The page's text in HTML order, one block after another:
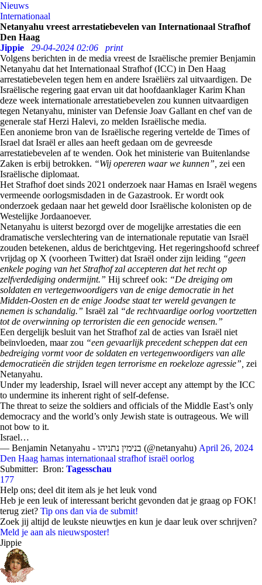
Nieuws
Internationaal
Netanyahu vreest arrestatiebevelen van Internationaal Strafhof
Den Haag
Jippie
29-04-2024 02:06
print
Volgens berichten in de media vreest de Israëlische premier Benjamin
Netanyahu dat het Internationaal Strafhof (ICC) in Den Haag
arrestatiebevelen tegen hem en andere Israëliërs zal uitvaardigen. De
Israëlische regering gaat ervan uit dat hoofdaanklager Karim Khan
deze week internationale arrestatiebevelen zou kunnen uitvaardigen
tegen Netanyahu, minister van Defensie Joav Gallant en chef van de
generale staf Herzi Halevi, zo melden Israëlische media.
Een anonieme bron van de Israëlische regering vertelde de Times of
Israel dat Israël er alles aan heeft gedaan om de gevreesde
arrestatiebevelen af te wenden. Ook het ministerie van Buitenlandse
Zaken is erbij betrokken. “Wij opereren waar we kunnen”, zei een
Israëlische diplomaat.
Het Strafhof doet sinds 2021 onderzoek naar Hamas en Israël wegens
vermeende oorlogsmisdaden in de Gazastrook. Er wordt ook
onderzoek gedaan naar het geweld door Israëlische kolonisten op de
Westelijke Jordaanoever.
Netanyahu is uiterst bezorgd over de mogelijke arrestaties die een
dramatische verslechtering van de internationale reputatie van Israël
zouden betekenen, aldus de berichtgeving. Het regeringshoofd schreef
vrijdag op X (voorheen Twitter) dat Israël onder zijn leiding “geen
enkele poging van het Strafhof zal accepteren dat het recht op
zelfverdediging ondermijnt.” Hij schreef ook: “De dreiging om
soldaten en vertegenwoordigers van de enige democratie in het
Midden-Oosten en de enige Joodse staat ter wereld gevangen te
nemen is schandalig.” Israël zal “de rechtvaardige oorlog voortzetten
tot de overwinning op terroristen die een genocide wensen.”
Een dergelijk besluit van het Strafhof zal de acties van Israël niet
beïnvloeden, maar zou “een gevaarlijk precedent scheppen dat een
bedreiging vormt voor de soldaten en vertegenwoordigers van alle
democratieën die strijden tegen terrorisme en roekeloze agressie”, zei
Netanyahu.
Under my leadership, Israel will never accept any attempt by the ICC
to undermine its inherent right of self-defense.
The threat to seize the soldiers and officials of the Middle East’s only
democracy and the world’s only Jewish state is outrageous. We will
not bow to it.
Israel…
— Benjamin Netanyahu - בנימין נתניהו (@netanyahu) April 26, 2024
Den Haag hamas internationaal strafhof israël oorlog
Submitter: Bron: Tagesschau
177
Help ons; deel dit item als je het leuk vond
Heb je een leuk of interessant bericht gevonden dat je graag op FOK!
terug ziet? Tip ons dan via de submit!
Zoek jij altijd de leukste nieuwtjes en kun je daar leuk over schrijven?
Meld je aan als nieuwsposter!
Jippie